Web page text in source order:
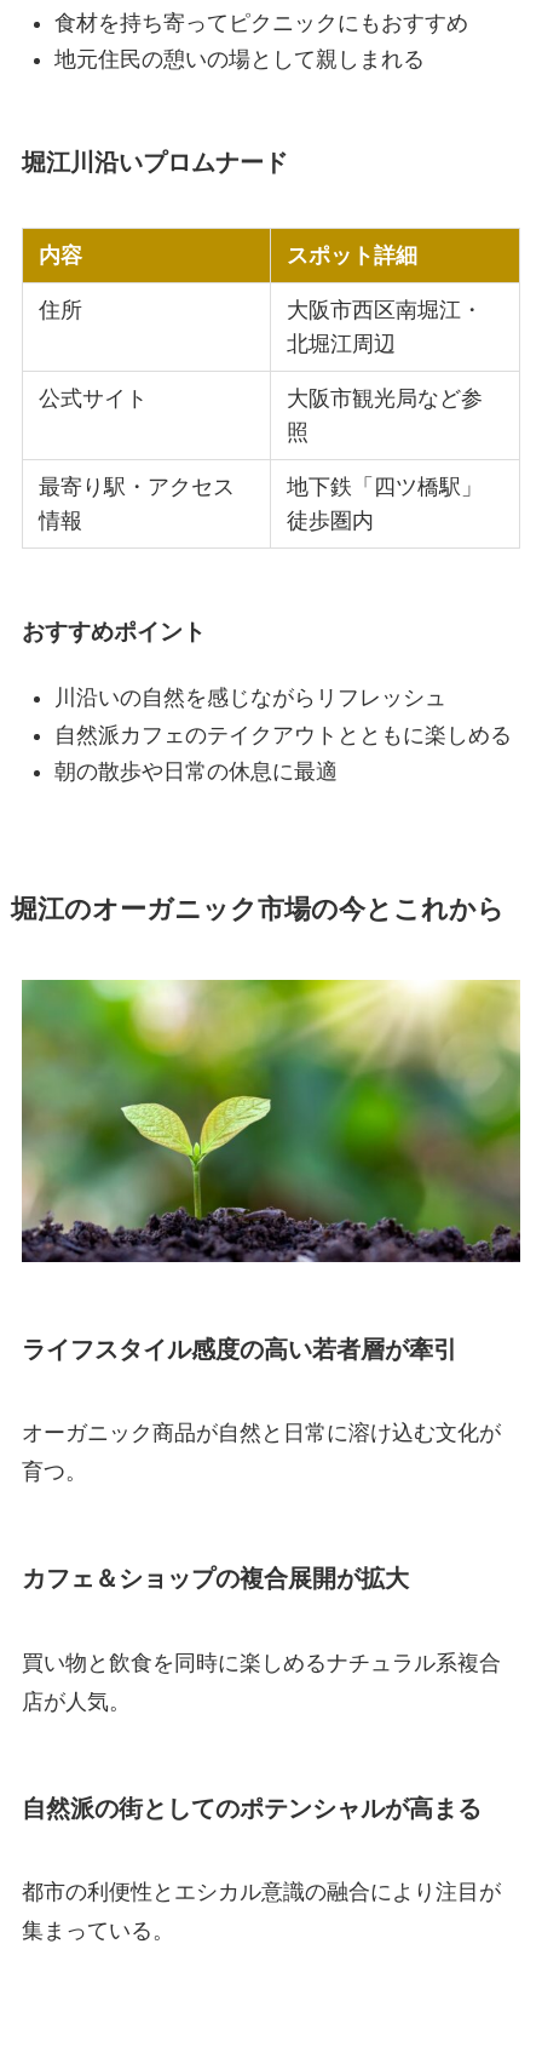
食材を持ち寄ってピクニックにもおすすめ
地元住民の憩いの場として親しまれる
堀江川沿いプロムナード
内容 スポット詳細
住所
大阪市西区南堀江・
北堀江周辺
公式サイト
大阪市観光局など参
照
最寄り駅・アクセス
情報
地下鉄「四ツ橋駅」
徒歩圏内
おすすめポイント
川沿いの自然を感じながらリフレッシュ
自然派カフェのテイクアウトとともに楽しめる
朝の散歩や日常の休息に最適
堀江のオーガニック市場の今とこれから
ライフスタイル感度の高い若者層が牽引
オーガニック商品が自然と日常に溶け込む文化が
育つ。
カフェ＆ショップの複合展開が拡大
買い物と飲食を同時に楽しめるナチュラル系複合
店が人気。
自然派の街としてのポテンシャルが高まる
都市の利便性とエシカル意識の融合により注目が
集まっている。